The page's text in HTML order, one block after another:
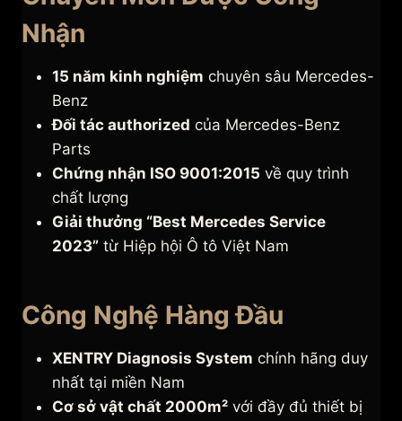
Nhận
15 năm kinh nghiệm chuyên sâu Mercedes-
Benz
Đối tác authorized của Mercedes-Benz
Parts
Chứng nhận ISO 9001:2015 về quy trình
chất lượng
Giải thưởng “Best Mercedes Service
2023” từ Hiệp hội Ô tô Việt Nam
Công Nghệ Hàng Đầu
XENTRY Diagnosis System chính hãng duy
nhất tại miền Nam
Cơ sở vật chất 2000m² với đầy đủ thiết bị